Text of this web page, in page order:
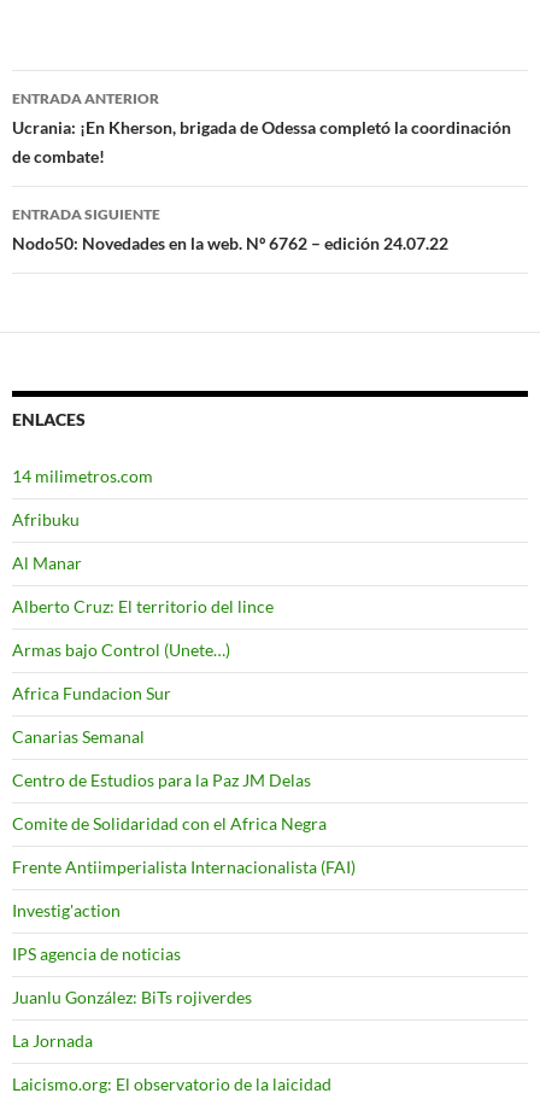
Navegación
de
entradas
ENTRADA ANTERIOR
Ucrania: ¡En Kherson, brigada de Odessa completó la coordinación
de combate!
ENTRADA SIGUIENTE
Nodo50: Novedades en la web. Nº 6762 – edición 24.07.22
ENLACES
14 milimetros.com
Afribuku
Al Manar
Alberto Cruz: El territorio del lince
Armas bajo Control (Unete…)
Africa Fundacion Sur
Canarias Semanal
Centro de Estudios para la Paz JM Delas
Comite de Solidaridad con el Africa Negra
Frente Antiimperialista Internacionalista (FAI)
Investig'action
IPS agencia de noticias
Juanlu González: BiTs rojiverdes
La Jornada
Laicismo.org: El observatorio de la laicidad